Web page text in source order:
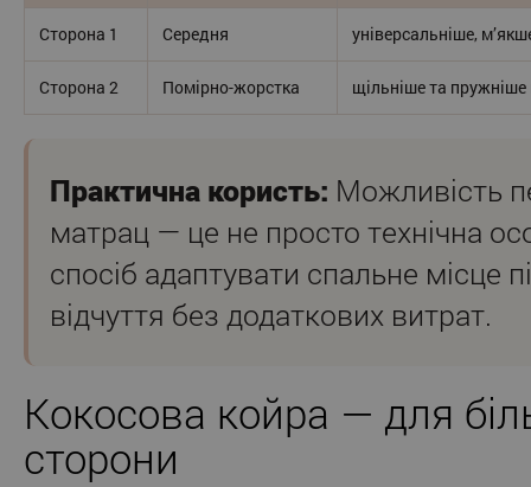
Сторона 1 Середня універсальніше,
Сторона 2 Помірно-жорстка щільніше та пружніше
Практична користь: Можливість
матрац — це не просто технічна
спосіб адаптувати спальне місце
відчуття без додаткових витрат.
Кокосова койра — для
сторони